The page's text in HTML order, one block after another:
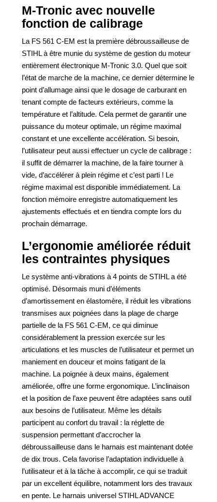
M-Tronic avec nouvelle
fonction de calibrage
La FS 561 C-EM est la première débroussailleuse de
STIHL à être munie du système de gestion du moteur
entièrement électronique M-Tronic 3.0. Quel que soit
l’état de marche de la machine, ce dernier détermine le
point d’allumage ainsi que le dosage de carburant en
tenant compte de facteurs extérieurs, comme la
température et l’altitude. Cela permet de garantir une
puissance du moteur optimale, un régime maximal
constant et une excellente accélération. Si besoin,
l’utilisateur peut aussi effectuer un cycle de calibrage :
il suffit de démarrer la machine, de la faire tourner à
vide, d’accélérer à plein régime et c’est parti ! Le
régime maximal est disponible immédiatement. La
fonction mémoire enregistre automatiquement les
ajustements effectués et en tiendra compte lors du
prochain démarrage.
L’ergonomie améliorée réduit
les contraintes physiques
Le système anti-vibrations à 4 points de STIHL a été
optimisé. Désormais muni d’éléments
d’amortissement en élastomère, il réduit les vibrations
transmises aux poignées dans la plage de charge
partielle de la FS 561 C-EM, ce qui diminue
considérablement la pression exercée sur les
articulations et les muscles de l’utilisateur et permet un
maniement en douceur et moins fatigant de la
machine. La poignée à deux mains, également
améliorée, offre une forme ergonomique. L’inclinaison
et la position de l’axe peuvent être adaptées sans outil
aux besoins de l’utilisateur. Même les détails
participent au confort du travail : la réglette de
suspension permettant d’accrocher la
débroussailleuse dans le harnais est maintenant dotée
de dix trous. Cela favorise l’adaptation individuelle à
l’utilisateur et à la tâche à accomplir, ce qui se traduit
par un excellent équilibre, notamment lors des travaux
en pente. Le harnais universel STIHL ADVANCE